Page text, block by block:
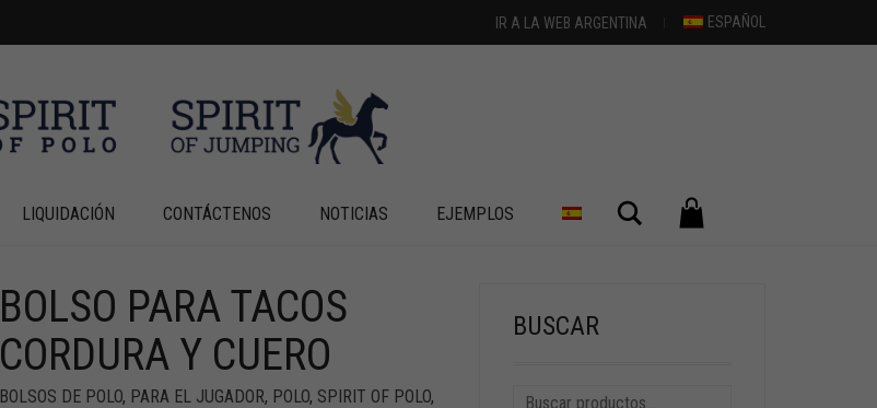
IR A LA WEB ARGENTINA ESPAÑOL
LIQUIDACIÓN CONTÁCTENOS NOTICIAS EJEMPLOS Buscar
BOLSO PARA TACOS
CORDURA Y CUERO
BOLSOS DE POLO, PARA EL JUGADOR, POLO, SPIRIT OF POLO,
BUSCAR